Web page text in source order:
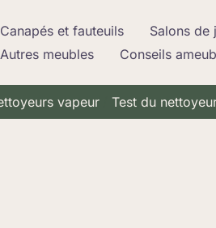
Canapés et fauteuils Salons de
Autres meubles
Conseils
vapeur Test du